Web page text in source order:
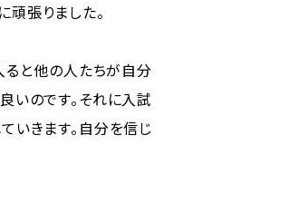
張りました。
ると他の人たちが自分
いのです。それに入試
いきます。自分を信じ